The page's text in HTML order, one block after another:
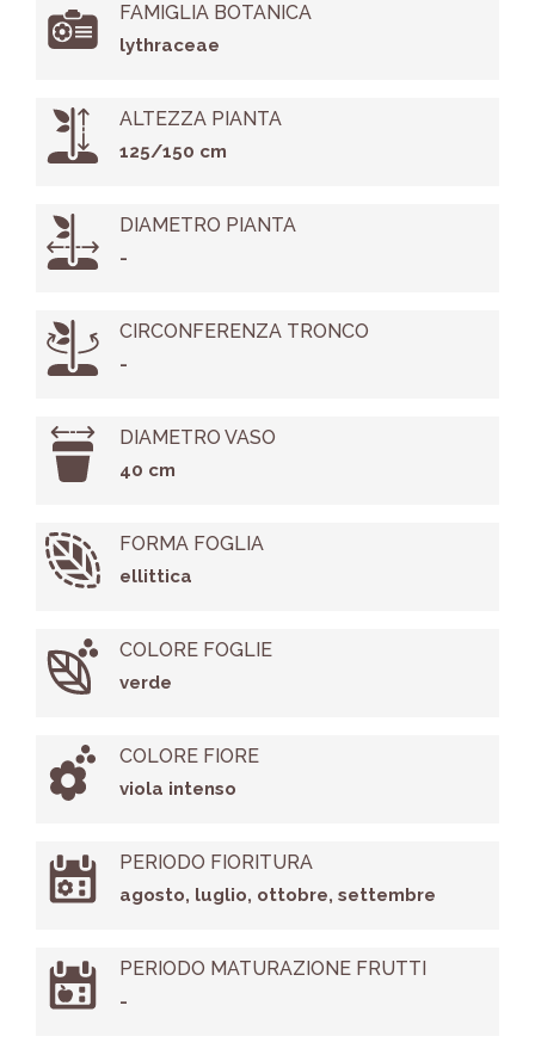
FAMIGLIA BOTANICA
lythraceae
ALTEZZA PIANTA
125/150 cm
DIAMETRO PIANTA
-
CIRCONFERENZA TRONCO
-
DIAMETRO VASO
40 cm
FORMA FOGLIA
ellittica
COLORE FOGLIE
verde
COLORE FIORE
viola intenso
PERIODO FIORITURA
agosto, luglio, ottobre, settembre
PERIODO MATURAZIONE FRUTTI
-